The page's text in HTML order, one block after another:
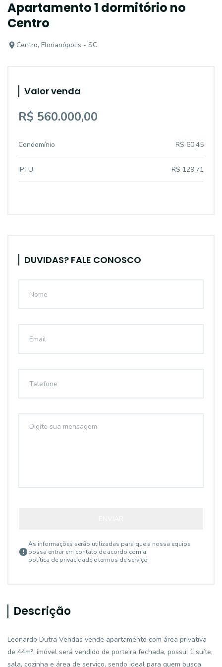
Apartamento 1 dormitório no
Centro
Centro, Florianópolis - SC
Valor venda
R$ 560.000,00
Condomínio R$ 60,45
IPTU R$ 129,71
DUVIDAS? FALE CONOSCO
As informações serão utilizadas para que a nossa equipe
possa entrar em contato de acordo com a
política de privacidade e termos de serviço
Descrição
Leonardo Dutra Vendas vende apartamento com área privativa
de 44m², imóvel será vendido de porteira fechada, possui 1 suíte,
sala, cozinha e área de serviço, sendo ideal para quem busca